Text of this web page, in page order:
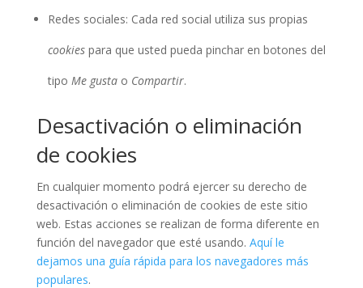
Redes sociales: Cada red social utiliza sus propias
cookiespara que usted pueda pinchar en botones del
tipo Me gustao Compartir.
Desactivación o eliminación
de cookies
En cualquier momento podrá ejercer su derecho de
desactivación o eliminación de cookies de este sitio
web. Estas acciones se realizan de forma diferente en
función del navegador que esté usando. Aquí le
dejamos una guía rápida para los navegadores más
populares.